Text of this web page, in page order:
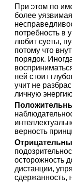
При этом по
более
потребность в
любит суеты,
потому что
порядок.
ней стоит
учит не
личную
верность
осторожность
дистанции,
сдержанность,